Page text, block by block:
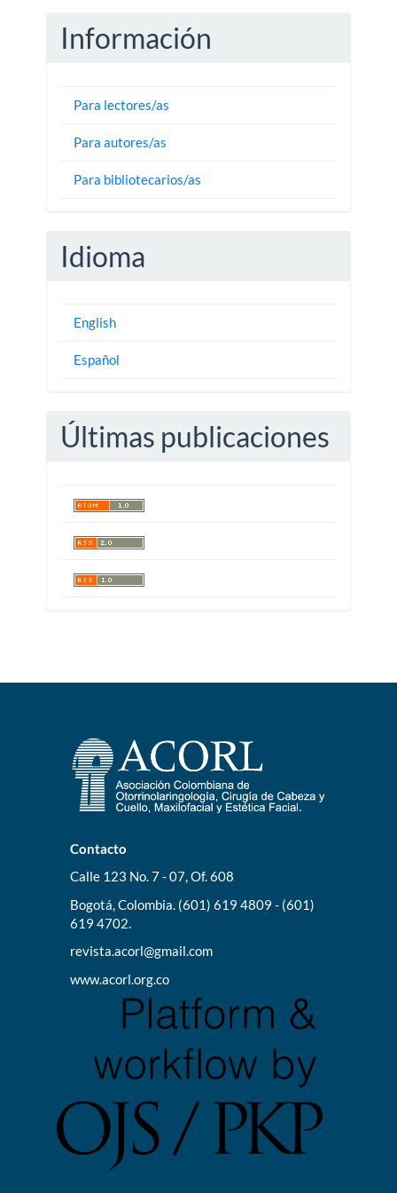
Información
Para lectores/as
Para autores/as
Para bibliotecarios/as
Idioma
English
Español
Últimas publicaciones
Contacto
Calle 123 No. 7 - 07, Of. 608
Bogotá, Colombia. (601) 619 4809 - (601)
619 4702.
revista.acorl@gmail.com
www.acorl.org.co